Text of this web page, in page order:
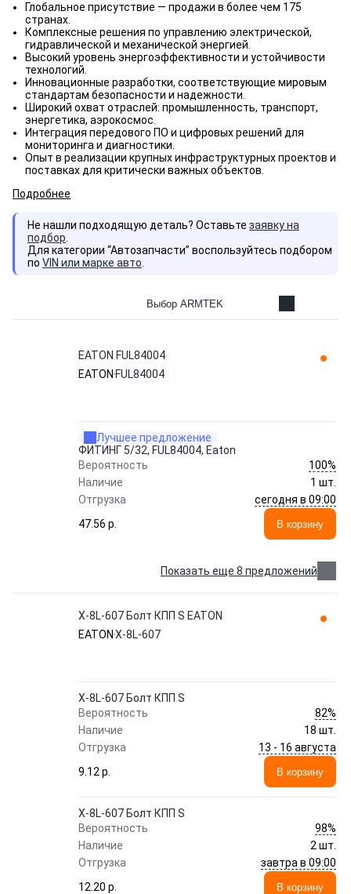
Глобальное присутствие — продажи в более чем 175
странах.
Комплексные решения по управлению электрической,
гидравлической и механической энергией.
Высокий уровень энергоэффективности и устойчивости
технологий.
Инновационные разработки, соответствующие мировым
стандартам безопасности и надежности.
Широкий охват отраслей: промышленность, транспорт,
энергетика, аэрокосмос.
Интеграция передового ПО и цифровых решений для
мониторинга и диагностики.
Опыт в реализации крупных инфраструктурных проектов и
поставках для критически важных объектов.
Подробнее
Не нашли подходящую деталь? Оставьте заявку на
подбор
Для категории “Автозапчасти” воспользуйтесь подбором
по VIN или марке авто
Выбор ARMTEK
EATON FUL84004
EATON FUL84004
Лучшее предложение
ФИТИНГ 5/32, FUL84004, Eaton
Вероятность
100%
Наличие
1 шт.
Отгрузка
сегодня в 09:00
47.56 p.
В корзину
Показать еще 8 предложений
X-8L-607 Болт КПП S EATON
EATON X-8L-607
X-8L-607 Болт КПП S
Вероятность
82%
Наличие
18 шт.
Отгрузка
13 - 16 августа
9.12 p.
В корзину
X-8L-607 Болт КПП S
Вероятность
98%
Наличие
2 шт.
Отгрузка
завтра в 09:00
12.20 p.
В корзину